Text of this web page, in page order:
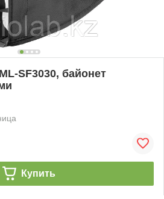
SF3030, байонет
Купить